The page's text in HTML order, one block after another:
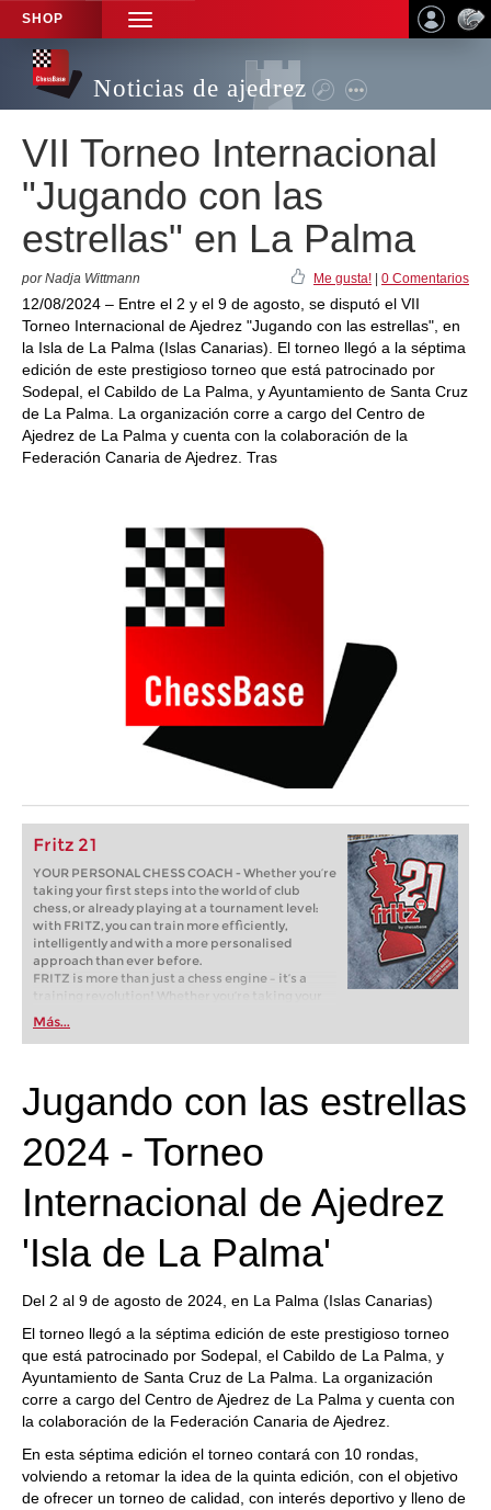
SHOP
TOGGLE
NAVIGATION
Noticias de ajedrez
VII Torneo Internacional
"Jugando con las
estrellas" en La Palma
por Nadja Wittmann Me gusta! 0 Comentarios
12/08/2024 – Entre el 2 y el 9 de agosto, se disputó el VII
Torneo Internacional de Ajedrez "Jugando con las estrellas", en
la Isla de La Palma (Islas Canarias). El torneo llegó a la séptima
edición de este prestigioso torneo que está patrocinado por
Sodepal, el Cabildo de La Palma, y Ayuntamiento de Santa Cruz
de La Palma. La organización corre a cargo del Centro de
Ajedrez de La Palma y cuenta con la colaboración de la
Federación Canaria de Ajedrez. Tras
Fritz 21
YOUR PERSONAL CHESS COACH - Whether you’re
taking your first steps into the world of club
chess, or already playing at a tournament level:
with FRITZ, you can train more efficiently,
intelligently and with a more personalised
approach than ever before.
FRITZ is more than just a chess engine – it’s a
training revolution! Whether you’re taking your
first steps into the world of club chess, or already
playing at a tournament level: with FRITZ, you can
train more efficiently, intelligently and with a
Más...
Jugando con las estrellas
2024 - Torneo
Internacional de Ajedrez
'Isla de La Palma'
Del 2 al 9 de agosto de 2024, en La Palma (Islas Canarias)
El torneo llegó a la séptima edición de este prestigioso torneo
que está patrocinado por Sodepal, el Cabildo de La Palma, y
Ayuntamiento de Santa Cruz de La Palma. La organización
corre a cargo del Centro de Ajedrez de La Palma y cuenta con
la colaboración de la Federación Canaria de Ajedrez.
En esta séptima edición el torneo contará con 10 rondas,
volviendo a retomar la idea de la quinta edición, con el objetivo
de ofrecer un torneo de calidad, con interés deportivo y lleno de